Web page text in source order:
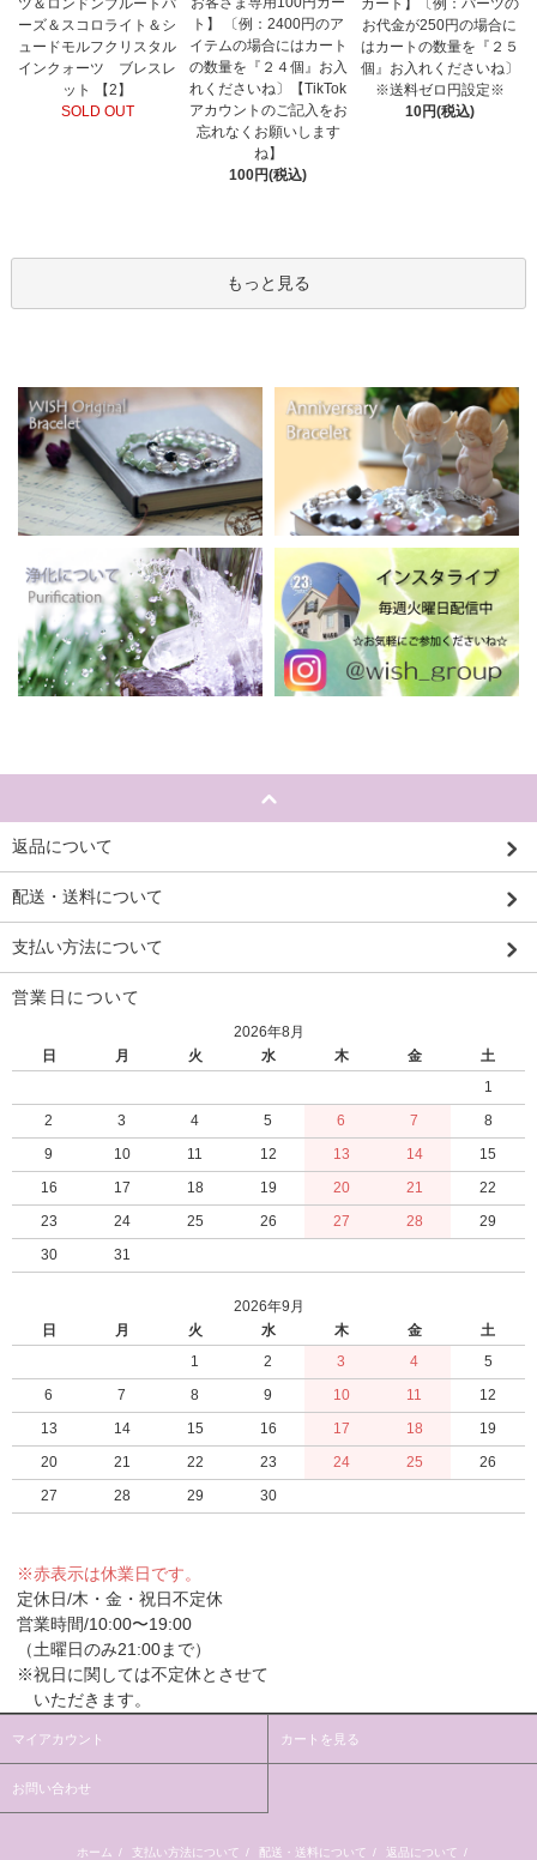
ーズ＆スコロライト＆シ
ュードモルフクリスタル
インクォーツ ブレスレ
ット 【2】
SOLD OUT
ト】 〔例：2400円のア
イテムの場合にはカート
の数量を『２４個』お入
れくださいね〕【TikTok
アカウントのご記入をお
忘れなくお願いします
ね】
100円(税込)
カート】〔例：パーツの
お代金が250円の場合に
はカートの数量を『２５
個』お入れくださいね〕
※送料ゼロ円設定※
10円(税込)
もっと見る
返品について
配送・送料について
支払い方法について
営業日について
2026年8月
日
月 火 水 木 金
土
1
2
3 4 5 6 7
8
9
10 11 12 13 14
15
16
17 18 19 20 21
22
23
24 25 26 27 28
29
30
31
2026年9月
日
月 火 水 木 金
土
1
2 3 4
5
6
7 8 9 10 11
12
13
14 15 16 17 18
19
20
21 22 23 24 25
26
27
28 29 30
※赤表示は休業日です。
定休日/木・金・祝日不定休
営業時間/10:00〜19:00
（土曜日のみ21:00まで）
※祝日に関しては不定休とさせて
いただきます。
マイアカウント カートを見る
お問い合わせ
ホーム / 支払い方法について / 配送・送料について / 返品について /